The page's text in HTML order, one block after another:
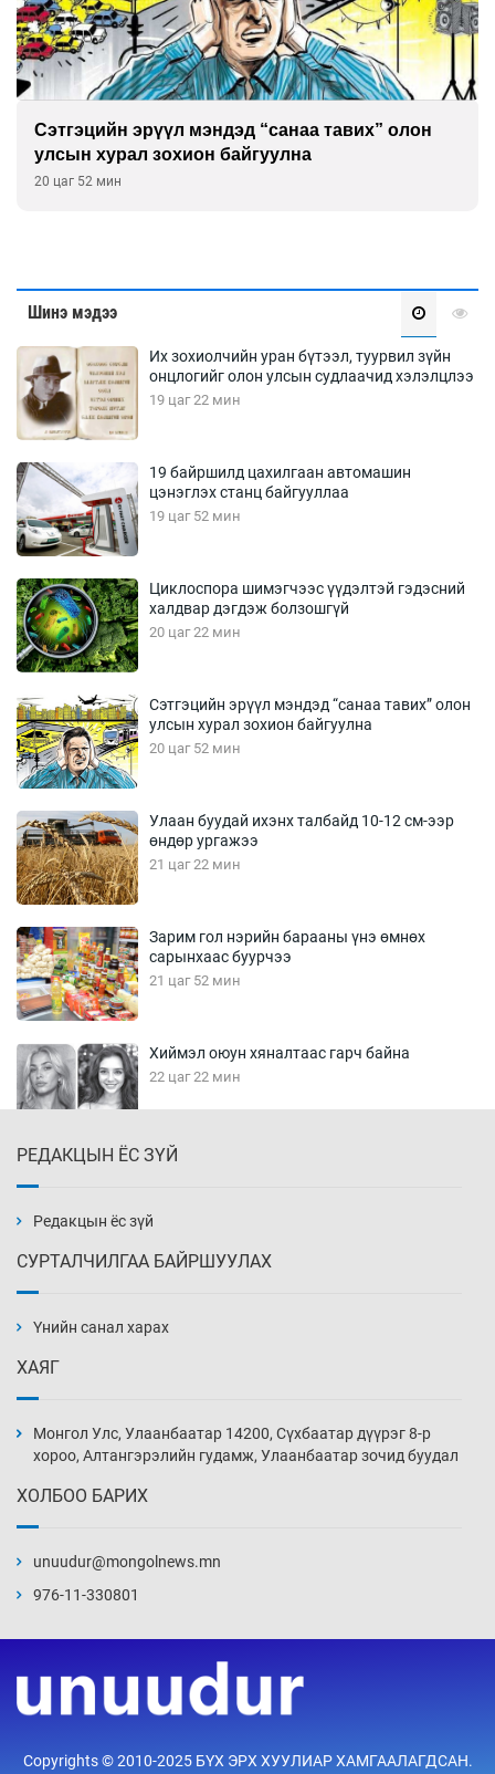
Сэтгэцийн эрүүл мэндэд “санаа тавих” олон
улсын хурал зохион байгуулна
20 цаг 52 мин
Шинэ мэдээ
Их зохиолчийн уран бүтээл, туурвил зүйн
онцлогийг олон улсын судлаачид хэлэлцлээ
19 цаг 22 мин
19 байршилд цахилгаан автомашин
цэнэглэх станц байгууллаа
19 цаг 52 мин
Циклоспора шимэгчээс үүдэлтэй гэдэсний
халдвар дэгдэж болзошгүй
20 цаг 22 мин
Сэтгэцийн эрүүл мэндэд “санаа тавих” олон
улсын хурал зохион байгуулна
20 цаг 52 мин
Улаан буудай ихэнх талбайд 10-12 см-ээр
өндөр ургажээ
21 цаг 22 мин
Зарим гол нэрийн барааны үнэ өмнөх
сарынхаас буурчээ
21 цаг 52 мин
Хиймэл оюун хяналтаас гарч байна
22 цаг 22 мин
22 цаг 52 мин
нэмэгджээ
23 цаг 22 мин
23 цаг 52 мин
Өчигдөр 12 цаг 30 мин
үйлчилж буй гэв
РЕДАКЦЫН ЁС ЗҮЙ
Редакцын ёс зүй
СУРТАЛЧИЛГАА БАЙРШУУЛАХ
Үнийн санал харах
ХАЯГ
Монгол Улс, Улаанбаатар 14200, Сүхбаатар дүүрэг 8-р
хороо, Алтангэрэлийн гудамж, Улаанбаатар зочид буудал
ХОЛБОО БАРИХ
unuudur@mongolnews.mn
976-11-330801
Copyrights © 2010-2025 БҮХ ЭРХ ХУУЛИАР ХАМГААЛАГДСАН.